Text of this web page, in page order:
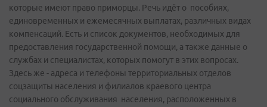
которые имеют право приморцы. Речь идёт о пособиях,
единовременных и ежемесячных выплатах, различных видах
компенсаций. Есть и список документов, необходимых для
предоставления государственной помощи, а также данные о
службах и специалистах, которых помогут в этих вопросах.
Здесь же - адреса и телефоны территориальных отделов
соцзащиты населения и филиалов краевого центра
социального обслуживания населения, расположенных в